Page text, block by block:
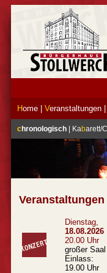
Home Veranstaltungen
chronologisch Kabarett/
Veranstaltungen
Dienstag,
18.08.2026
20.00 Uhr
großer Saal
Einlass:
19.00 Uhr